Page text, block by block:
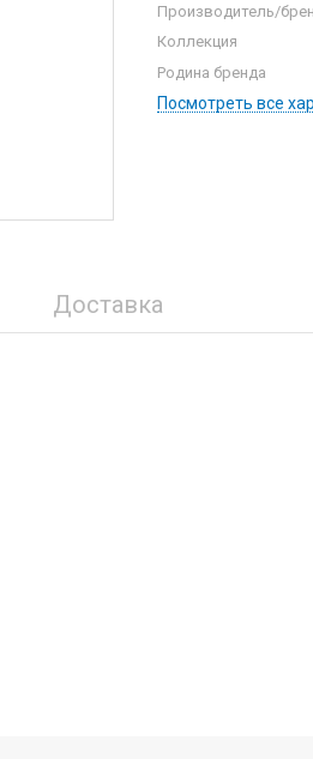
Производитель/
Коллекция
Родина бренда
Посмотреть все
Доставка